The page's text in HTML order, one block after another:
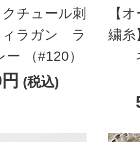
クチュール刺
ィラガン ラ
（#120）
(税込)
【
繍